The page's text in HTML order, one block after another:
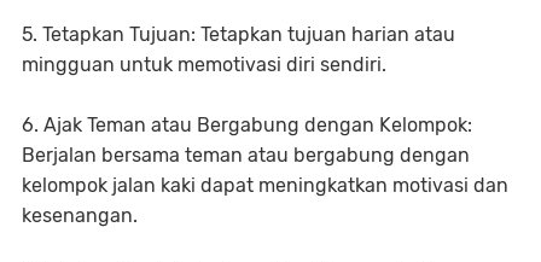
5. Tetapkan Tujuan: Tetapkan tujuan harian atau
mingguan untuk memotivasi diri sendiri.
6. Ajak Teman atau Bergabung dengan Kelompok:
Berjalan bersama teman atau bergabung dengan
kelompok jalan kaki dapat meningkatkan motivasi dan
kesenangan.